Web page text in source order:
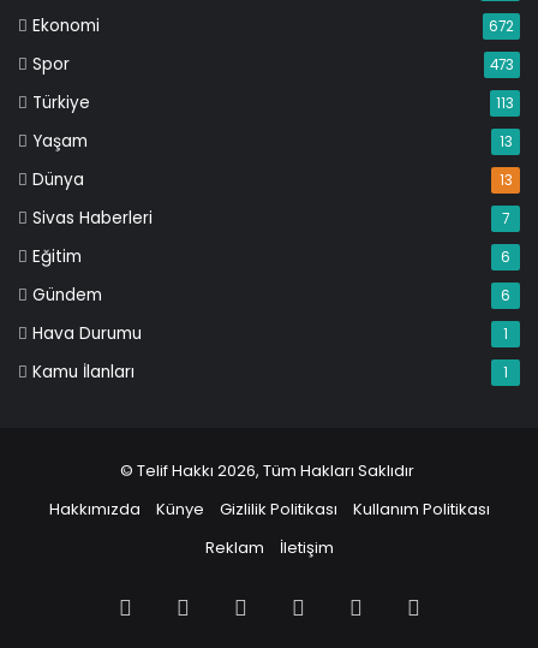
Ekonomi 672
Spor 473
Türkiye 113
Yaşam 13
Dünya 13
Sivas Haberleri 7
Eğitim 6
Gündem 6
Hava Durumu 1
Kamu İlanları 1
© Telif Hakkı 2026, Tüm Hakları Saklıdır
Hakkımızda
Künye Gizlilik Politikası
Kullanım Politikası
Reklam
İletişim
Facebook PinterestLinkedInYouTube